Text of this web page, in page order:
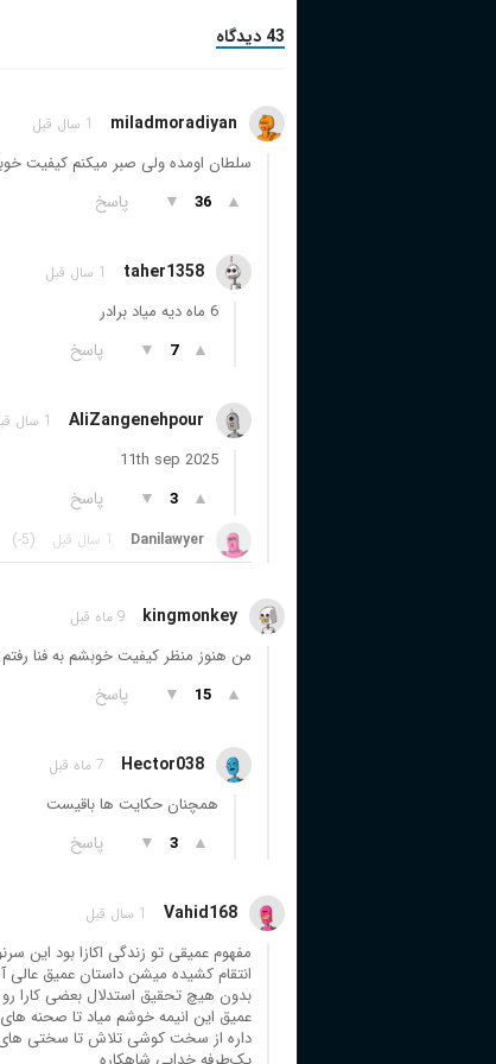
43 دیدگاه
miladmoradiyan 1 سال قبل
سلطان اومده ولی صبر میکنم کیفیت
▲
36
▼ پاسخ
taher1358 1 سال قبل
6 ماه دیه میاد برادر
▲
7
▼ پاسخ
AliZangenehpour 1 سال قبل
11th sep 2025
▲
3
▼ پاسخ
Danilawyer 1 سال قبل (-5)
kingmonkey 9 ماه قبل
من هنوز منظر کیفیت خوبشم به فنا
▲
15
▼ پاسخ
Hector038 7 ماه قبل
همچنان حکایت ها باقیست
▲
3
▼ پاسخ
Vahid168 1 سال قبل
مفهوم عمیقی تو زندگی اکازا بود این
انتقام کشیده میشن داستان عمیق
بدون هیچ تحقیق استدلال بعضی کارا
عمیق این انیمه خوشم میاد تا صحنه
داره از سخت کوشی تلاش تا سختی های